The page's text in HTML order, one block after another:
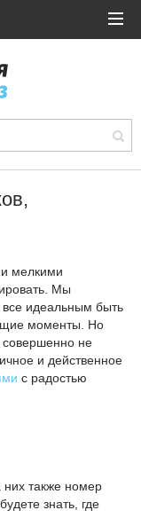
мелкими
Мы
идеальным быть
моменты. Но
совершенно не
и действенное
с радостью
них также номер
знать, где